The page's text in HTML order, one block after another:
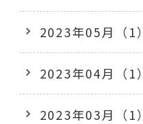
2023年05月（1）
2023年04月（1）
2023年03月（1）